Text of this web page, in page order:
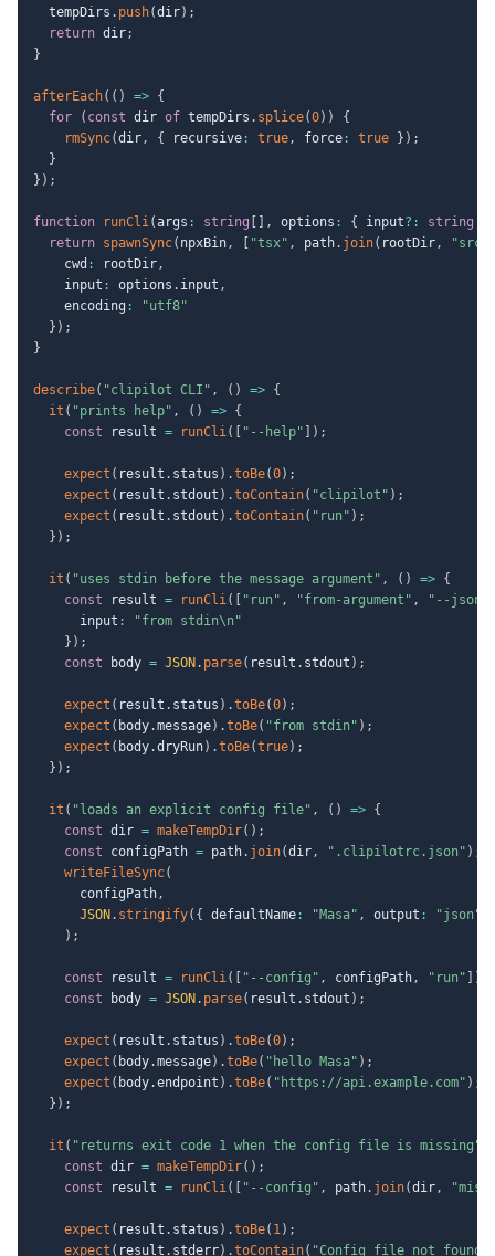
  tempDirs
. push(dir) ;
return dir;
}
afterEach( ( ) => {
for
( const dir of tempDirs . splice(0) )
{
rmSync(dir, { recursive : true, force : true } ) ;
}
} ) ;
function runCli(args : string , options : { input? : string
return spawnSync( npxBin, "tsx" , path. join( rootDir,
    cwd
: rootDir,
    input
: options . input ,
    encoding
:
"utf8"
} ) ;
}
describe( "clipilot CLI" , ( ) => {
it ( "prints help" , ( ) => {
const result = runCli( "--help" ) ;
expect ( result . status ) .toBe(0) ;
expect ( result . stdout ) .toContain( "clipilot" ) ;
expect ( result . stdout ) .toContain( "run" ) ;
} ) ;
it ( "uses stdin before the message argument" , ( ) => {
const result = runCli( "run" , "from-argument" , "--json"
      input
:
"from stdin\n"
} ) ;
const body = JSON . parse( result . stdout ) ;
expect ( result . status ) .toBe(0) ;
expect ( body.message) .toBe( "from stdin" ) ;
expect ( body.dryRun) .toBe(true) ;
} ) ;
it ( "loads an explicit config file" , ( ) => {
const dir = makeTempDir( ) ;
const configPath = path. join(dir, ".clipilotrc.json" ) ;
writeFileSync(
      configPath
,
JSON . stringify( { defaultName : "Masa" , output : "json"
) ;
const result = runCli( "--config" , configPath, "run" )
const body = JSON . parse( result . stdout ) ;
expect ( result . status ) .toBe(0) ;
expect ( body.message) .toBe( "hello Masa" ) ;
expect ( body.endpoint ) .toBe( "https://api.example.com" ) ;
} ) ;
it ( "returns exit code 1 when the config file is missing"
const dir = makeTempDir( ) ;
const result = runCli( "--config" , path. join(dir,
expect ( result . status ) .toBe( 1) ;
expect ( result . stderr) .toContain( "Config file not found"